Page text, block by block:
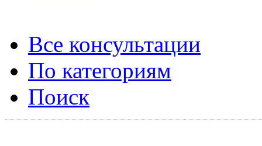
Все консультации
По категориям
Поиск